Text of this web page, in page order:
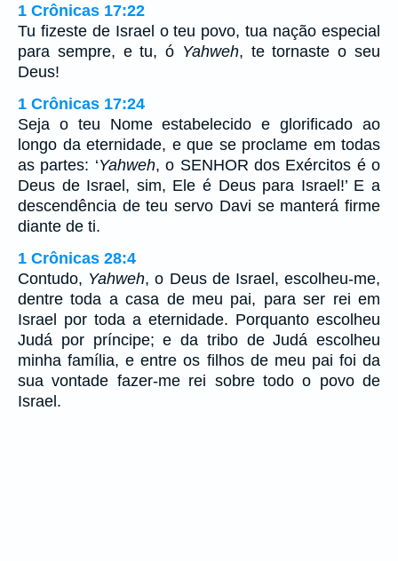
1 Crônicas 17:22
Tu fizeste de Israel o teu povo, tua nação especial
para sempre, e tu, ó Yahweh, te tornaste o seu
Deus!
1 Crônicas 17:24
Seja o teu Nome estabelecido e glorificado ao
longo da eternidade, e que se proclame em todas
as partes: ‘Yahweh, o SENHOR dos Exércitos é o
Deus de Israel, sim, Ele é Deus para Israel!’ E a
descendência de teu servo Davi se manterá firme
diante de ti.
1 Crônicas 28:4
Contudo, Yahweh, o Deus de Israel, escolheu-me,
dentre toda a casa de meu pai, para ser rei em
Israel por toda a eternidade. Porquanto escolheu
Judá por príncipe; e da tribo de Judá escolheu
minha família, e entre os filhos de meu pai foi da
sua vontade fazer-me rei sobre todo o povo de
Israel.